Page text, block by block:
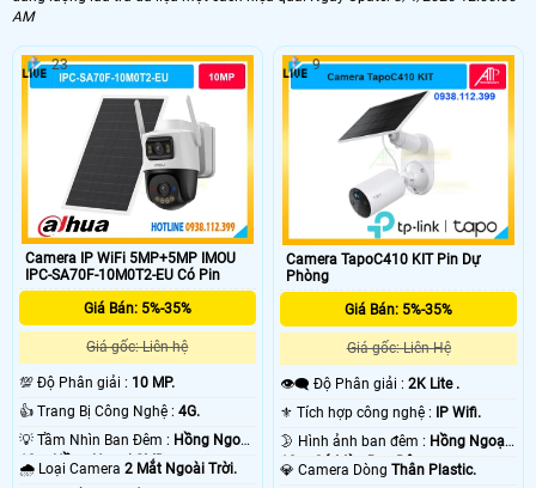
'
AM
Camera IP WiFi 5MP+5MP IMOU
IPC-SA70F-10M0T2-EU Có Pin
Giá Bán: 5%-35%
Giá gốc: Liên hệ
💯 Độ Phân giải : 10 MP.
👍 Trang Bị Công Nghệ : 4G.
💡 Tầm Nhìn Ban Đêm : Hồng Ngoại
10m Hồng Ngoại SMD.
🌧️ Loại Camera 2 Mắt Ngoài Trời.
23
Camera TapoC410 KIT Pin Dự
Phòng
Giá Bán: 5%-35%
Giá gốc: Liên Hệ
👁️‍🗨 Độ Phân giải :2K Lite .
⚜️ Tích hợp công nghệ : IP Wifi.
🌛 Hình ảnh ban đêm : Hồng Ngoại
10m Có Màu Ban Ðêm.
💎 Camera DòngThân Plastic.
9